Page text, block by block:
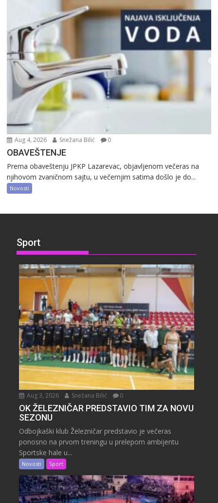
Aug 4, 2026 Snežana Bilić 0
OBAVEŠTENJE
Prema obaveštenju JPKP Lazarevac, objavljenom večeras na
njihovom zvaničnom sajtu, u večernjim satima došlo je do...
Novosti
Sport
Aug 3, 2026 Snežana Bilić 0
OK ŽELEZNIČAR PREDSTAVIO TIM ZA NOVU
SEZONU
Odbojkaški klub Železničar predstavio je večeras
ponosno na prvom treningu u prelepom ambijentu
Sportske hale u...
Novosti Sport